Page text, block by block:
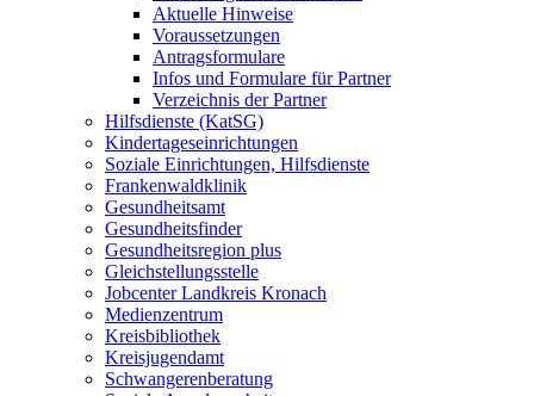
Aktuelle Hinweise
Voraussetzungen
Antragsformulare
Infos und Formulare für Partner
Verzeichnis der Partner
Hilfsdienste (KatSG)
Kindertageseinrichtungen
Soziale Einrichtungen, Hilfsdienste
Frankenwaldklinik
Gesundheitsamt
Gesundheitsfinder
Gesundheitsregion plus
Gleichstellungsstelle
Jobcenter Landkreis Kronach
Medienzentrum
Kreisbibliothek
Kreisjugendamt
Schwangerenberatung